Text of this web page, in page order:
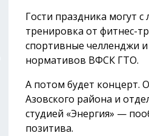
Гости праздника могут
тренировка от фитнес-
спортивные челленджи
нормативов ВФСК ГТО.
А потом будет концерт.
Азовского района и
студией «Энергия» —
позитива.